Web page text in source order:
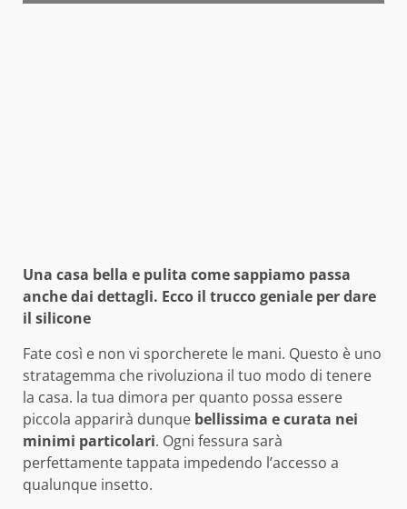
Una casa bella e pulita come sappiamo passa
anche dai dettagli. Ecco il trucco geniale per dare
il silicone
Fate così e non vi sporcherete le mani. Questo è uno
stratagemma che rivoluziona il tuo modo di tenere
la casa. la tua dimora per quanto possa essere
piccola apparirà dunque bellissima e curata nei
minimi particolari. Ogni fessura sarà
perfettamente tappata impedendo l’accesso a
qualunque insetto.